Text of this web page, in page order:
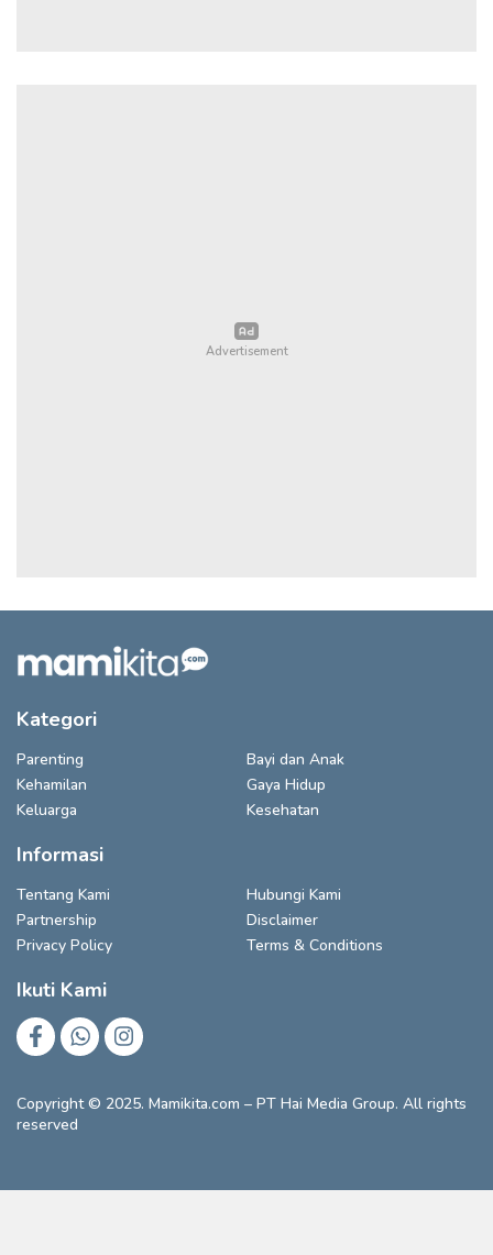
Kategori
Parenting
Bayi dan Anak
Kehamilan
Gaya Hidup
Keluarga
Kesehatan
Informasi
Tentang Kami
Hubungi Kami
Partnership
Disclaimer
Privacy Policy
Terms & Conditions
Ikuti Kami
Copyright © 2025. Mamikita.com – PT Hai Media Group. All rights
reserved